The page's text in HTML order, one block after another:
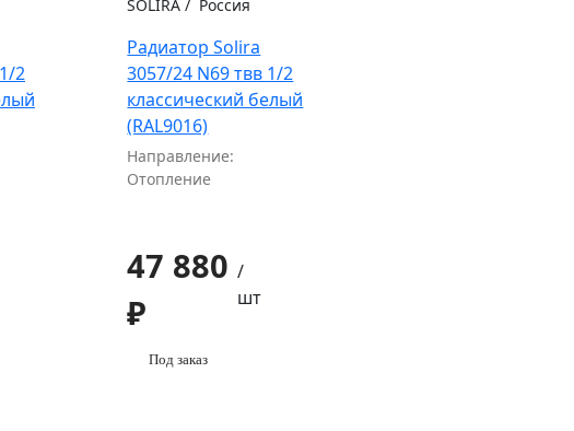
2
SOLIRA / Россия
Радиатор Solira
3057/24 N69 твв 1/2
классический белый
(RAL9016)
Направление:
Отопление
47 880
₽
/
шт
Под заказ